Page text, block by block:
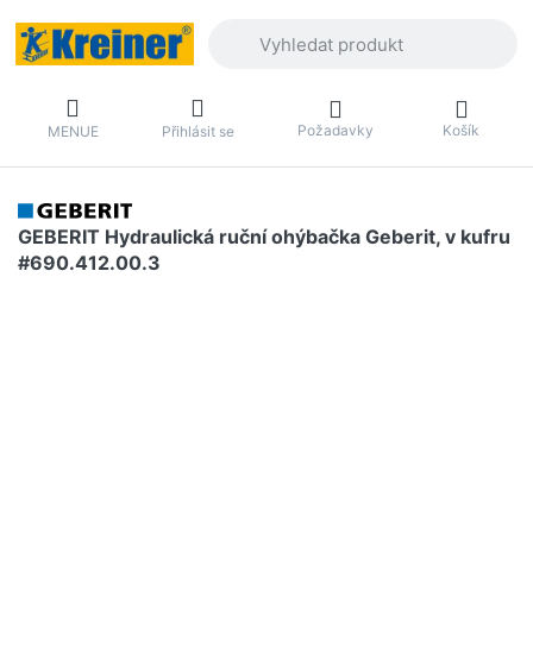
MENUE Přihlásit se Požadavky Košík
GEBERIT Hydraulická ruční ohýbačka Geberit, v kufru
#690.412.00.3